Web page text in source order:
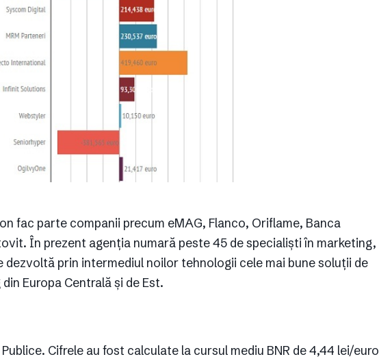
fac parte companii precum eMAG, Flanco, Oriflame, Banca
În prezent agenția numară peste 45 de specialiști în marketing,
dezvoltă prin intermediul noilor tehnologii cele mai bune soluții de
Europa Centrală și de Est.
Cifrele au fost calculate la cursul mediu BNR de 4,44 lei/euro